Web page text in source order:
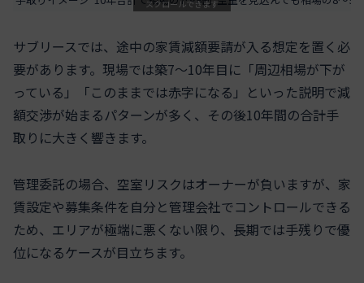
スクロールできます
サブリースでは、途中の家賃減額要請が入る想定を置く必
要があります。現場では築7〜10年目に「周辺相場が下が
っている」「このままでは赤字になる」といった説明で減
額交渉が始まるパターンが多く、その後10年間の合計手
取りに大きく響きます。
管理委託の場合、空室リスクはオーナーが負いますが、家
賃設定や募集条件を自分と管理会社でコントロールできる
ため、エリアが極端に悪くない限り、長期では手残りで優
位になるケースが目立ちます。